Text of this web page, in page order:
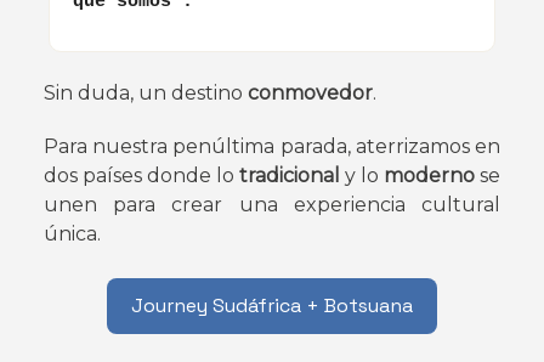
Sin duda, un destino conmovedor.
Para nuestra penúltima parada, aterrizamos en
dos países donde lo tradicional y lo moderno se
unen para crear una experiencia cultural
única.
Journey Sudáfrica + Botsuana